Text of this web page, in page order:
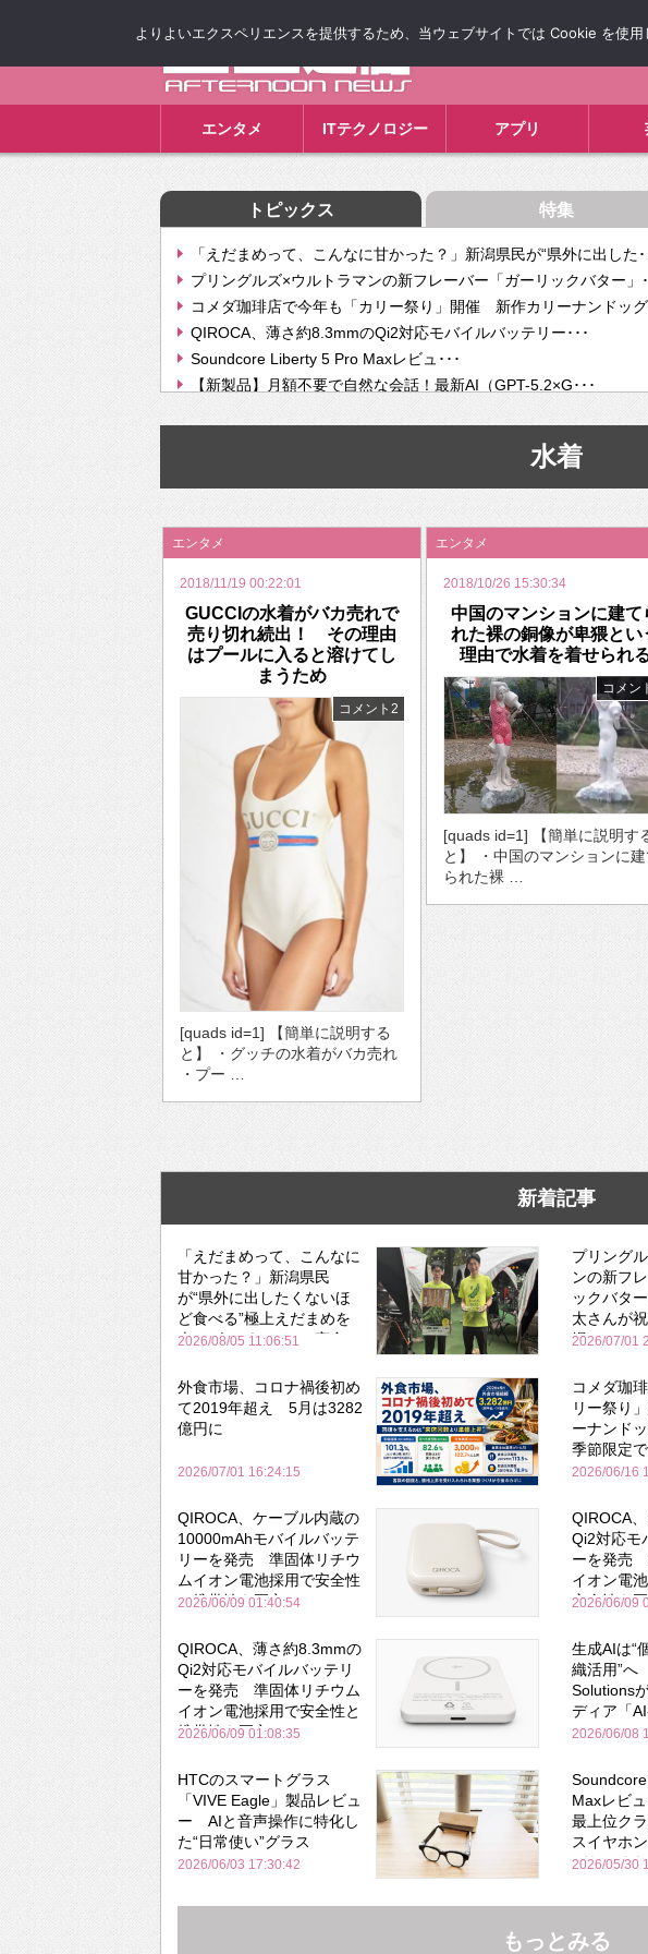
エンタメ ITテクノロジー アプリ
トピックス 特集
「えだまめって、こんなに甘かった？」新潟県民が“県外に出した･
プリングルズ×ウルトラマンの新フレーバー「ガーリックバター」
コメダ珈琲店で今年も「カリー祭り」開催 新作カリーナンドッグ
QIROCA、薄さ約8.3mmのQi2対応モバイルバッテリー･･･
Soundcore Liberty 5 Pro Maxレビュ･･･
【新製品】月額不要で自然な会話！最新AI（GPT-5.2×G･･･
【次世代の没入感と生産性】VITURE Luma Ultra･･･
挫折率8割の壁をAIで突破。ジャストシステム、”自分が今話し･･･
2026年のバレンタインは「自分で作って、想いを渡す」 TE･･･
水着
エンタメ
2018/11/19 00:22:01
GUCCIの水着がバカ売れで
売り切れ続出！ その理由
はプールに入ると溶けてし
まうため
コメント2
[quads id=1] 【簡単に説明する
と】 ・グッチの水着がバカ売れ
・プー …
エンタメ
2018/10/26 15:30:34
中国のマンションに建て
れた裸の銅像が卑猥とい
理由で水着を着せられ
コメン
[quads id=1] 【簡単に説明す
と】 ・中国のマンションに建
られた裸 …
新着記事
「えだまめって、こんなに
甘かった？」新潟県民
が“県外に出したくないほ
ど食べる”極上えだまめを
森のビアガーデンで実食
2026/08/05 11:06:51
プリング
ンの新フ
ックバタ
太さんが
場
2026/07/01
外食市場、コロナ禍後初め
て2019年超え 5月は3282
億円に
2026/07/01 16:24:15
コメダ珈
リー祭り
ーナンド
季節限定
2026/06/16
QIROCA、ケーブル内蔵の
10000mAhモバイルバッテ
リーを発売 準固体リチウ
ムイオン電池採用で安全性
と携帯性を両立
2026/06/09 01:40:54
QIROCA
Qi2対応モ
ーを発売
イオン電
安全性を
2026/06/09
QIROCA、薄さ約8.3mmの
Qi2対応モバイルバッテリ
ーを発売 準固体リチウム
イオン電池採用で安全性と
携帯性を両立
2026/06/09 01:08:35
生成AIは“
織活用”
Solutions
ディア「
2026/06/08
HTCのスマートグラス
「VIVE Eagle」製品レビュ
ー AIと音声操作に特化し
た“日常使い”グラス
2026/06/03 17:30:42
Maxレビ
最上位ク
スイヤホ
づらいく
Bose並み
2026/05/30
もっとみる
よりよいエクスペリエンスを提供するため、当ウェブサイトでは Cookie を使